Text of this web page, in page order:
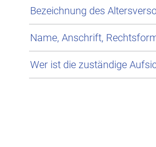
Bezeichnung des
Name, Anschrift,
Wer ist die zuständige